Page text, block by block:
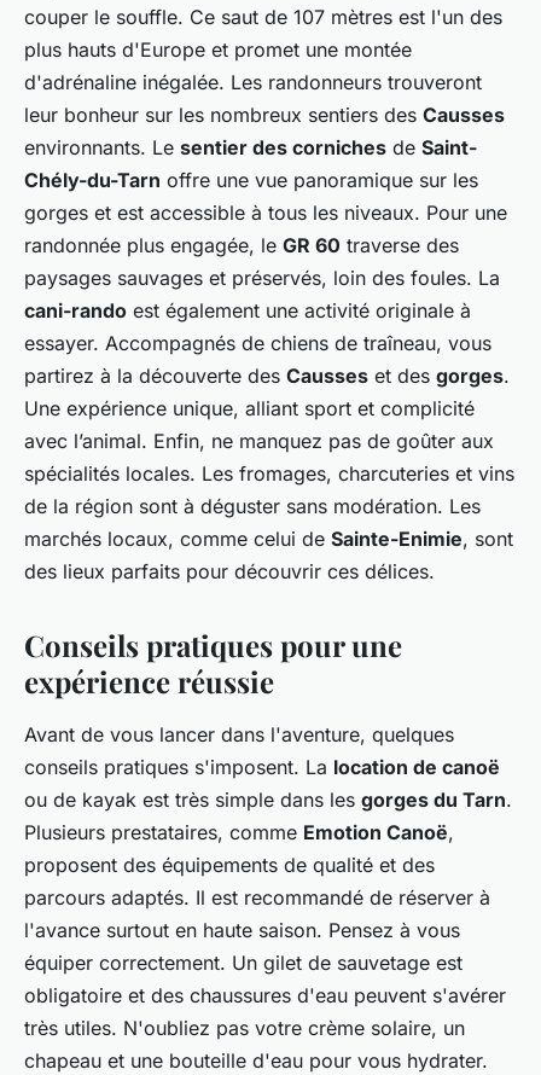
couper le souffle. Ce saut de 107 mètres est l'un des
plus hauts d'Europe et promet une montée
d'adrénaline inégalée. Les randonneurs trouveront
leur bonheur sur les nombreux sentiers des Causses
environnants. Le sentier des corniches de Saint-
Chély-du-Tarn offre une vue panoramique sur les
gorges et est accessible à tous les niveaux. Pour une
randonnée plus engagée, le GR 60 traverse des
paysages sauvages et préservés, loin des foules. La
cani-rando est également une activité originale à
essayer. Accompagnés de chiens de traîneau, vous
partirez à la découverte des Causses et des gorges.
Une expérience unique, alliant sport et complicité
avec l’animal. Enfin, ne manquez pas de goûter aux
spécialités locales. Les fromages, charcuteries et vins
de la région sont à déguster sans modération. Les
marchés locaux, comme celui de Sainte-Enimie, sont
des lieux parfaits pour découvrir ces délices.
Conseils pratiques pour une
expérience réussie
Avant de vous lancer dans l'aventure, quelques
conseils pratiques s'imposent. La location de canoë
ou de kayak est très simple dans les gorges du Tarn.
Plusieurs prestataires, comme Emotion Canoë,
proposent des équipements de qualité et des
parcours adaptés. Il est recommandé de réserver à
l'avance surtout en haute saison. Pensez à vous
équiper correctement. Un gilet de sauvetage est
obligatoire et des chaussures d'eau peuvent s'avérer
très utiles. N'oubliez pas votre crème solaire, un
chapeau et une bouteille d'eau pour vous hydrater.